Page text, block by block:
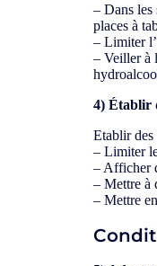
– Dans les
places à
– Limiter
– Veiller à
4) Établir
Etablir des
– Limiter
– Afficher
– Mettre à
– Mettre